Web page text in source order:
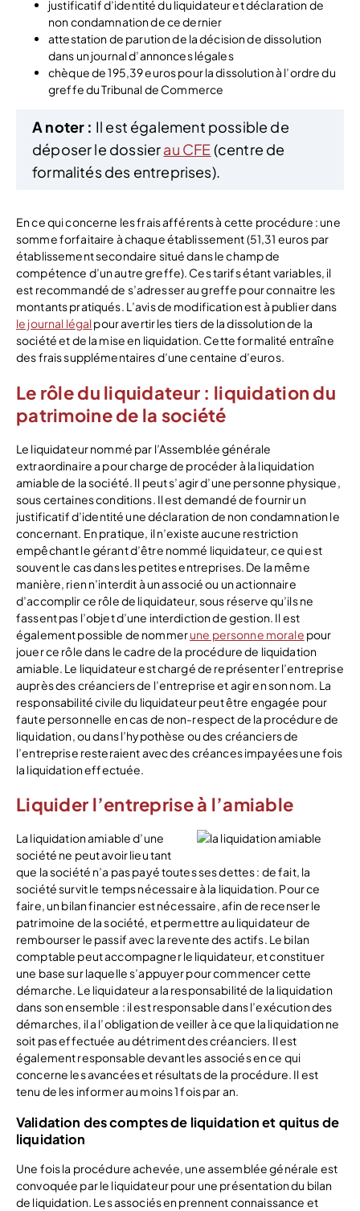
justificatif d’identité du liquidateur et déclaration de
non condamnation de ce dernier
attestation de parution de la décision de dissolution
dans un journal d’annonces légales
chèque de 195,39 euros pour la dissolution à l’ordre du
greffe du Tribunal de Commerce
A noter : Il est également possible de
déposer le dossierau CFE(centre de
formalités des entreprises).
En ce qui concerne les frais afférents à cette procédure : une
somme forfaitaire à chaque établissement (51,31 euros par
établissement secondaire situé dans le champ de
compétence d’un autre greffe). Ces tarifs étant variables, il
est recommandé de s’adresser au greffe pour connaitre les
montants pratiqués. L’avis de modification est à publier dans
le journal légalpour avertir les tiers de la dissolution de la
société et de la mise en liquidation. Cette formalité entraîne
des frais supplémentaires d’une centaine d’euros.
Le rôle du liquidateur : liquidation du
patrimoine de la société
Le liquidateur nommé par l’Assemblée générale
extraordinaire a pour charge de procéder à la liquidation
amiable de la société. Il peut s’agir d’une personne physique,
sous certaines conditions. Il est demandé de fournir un
justificatif d’identité une déclaration de non condamnation le
concernant. En pratique, il n’existe aucune restriction
empêchant le gérant d’être nommé liquidateur, ce qui est
souvent le cas dans les petites entreprises. De la même
manière, rien n’interdit à un associé ou un actionnaire
d’accomplir ce rôle de liquidateur, sous réserve qu’ils ne
fassent pas l’objet d’une interdiction de gestion. Il est
également possible de nommerune personne morale pour
jouer ce rôle dans le cadre de la procédure de liquidation
amiable. Le liquidateur est chargé de représenter l’entreprise
auprès des créanciers de l’entreprise et agir en son nom. La
responsabilité civile du liquidateur peut être engagée pour
faute personnelle en cas de non-respect de la procédure de
liquidation, ou dans l’hypothèse ou des créanciers de
l’entreprise resteraient avec des créances impayées une fois
la liquidation effectuée.
Liquider l’entreprise à l’amiable
La liquidation amiable d’une
société ne peut avoir lieu tant
que la société n’a pas payé toutes ses dettes : de fait, la
société survit le temps nécessaire à la liquidation. Pour ce
faire, un bilan financier est nécessaire, afin de recenser le
patrimoine de la société, et permettre au liquidateur de
rembourser le passif avec la revente des actifs. Le bilan
comptable peut accompagner le liquidateur, et constituer
une base sur laquelle s’appuyer pour commencer cette
démarche. Le liquidateur a la responsabilité de la liquidation
dans son ensemble : il est responsable dans l’exécution des
démarches, il a l’obligation de veiller à ce que la liquidation ne
soit pas effectuée au détriment des créanciers. Il est
également responsable devant les associés en ce qui
concerne les avancées et résultats de la procédure. Il est
tenu de les informer au moins 1 fois par an.
Validation des comptes de liquidation et quitus de
liquidation
Une fois la procédure achevée, une assemblée générale est
convoquée par le liquidateur pour une présentation du bilan
de liquidation. Les associés en prennent connaissance et